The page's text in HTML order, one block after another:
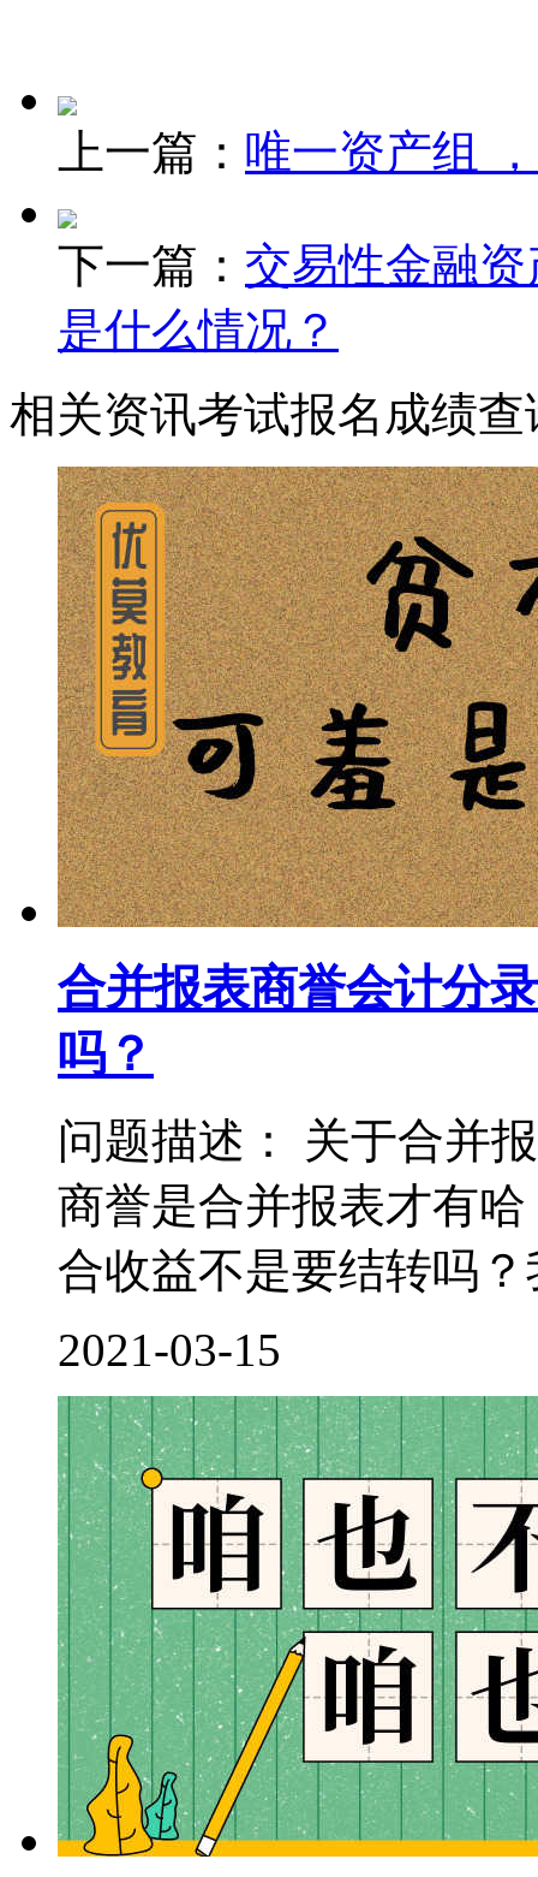
上一篇： 唯一资产组
下一篇： 交易性金融
是什么情况？
相关资讯考试报名 成绩查
合并报表商誉会计分
吗？
问题描述： 关于合并
商誉是合并报表才有
合收益不是要结转吗
2021-03-15